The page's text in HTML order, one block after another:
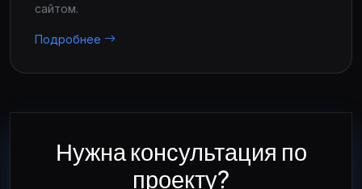
сайтом.
Подробнее
Нужна консультация по
проекту?